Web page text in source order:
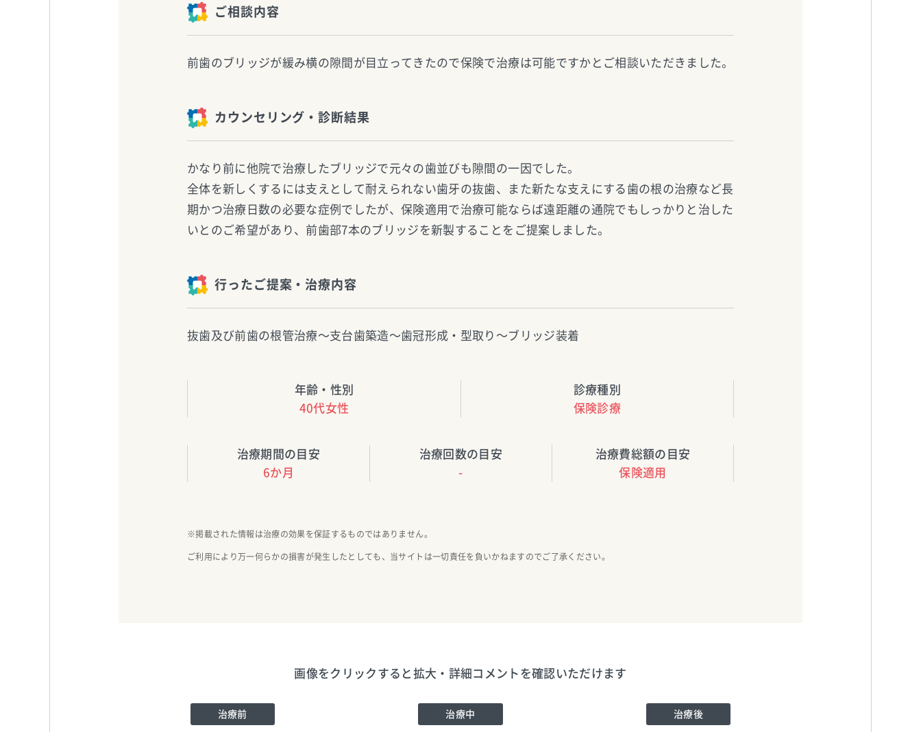
ご相談内容
前歯のブリッジが緩み横の隙間が目立ってきたので保険で治療は可能ですかとご相談いただきました。
カウンセリング・診断結果
かなり前に他院で治療したブリッジで元々の歯並びも隙間の一因でした。
全体を新しくするには支えとして耐えられない歯牙の抜歯、また新たな支えにする歯の根の治療など長
期かつ治療日数の必要な症例でしたが、保険適用で治療可能ならば遠距離の通院でもしっかりと治した
いとのご希望があり、前歯部7本のブリッジを新製することをご提案しました。
行ったご提案・治療内容
抜歯及び前歯の根管治療〜支台歯築造〜歯冠形成・型取り〜ブリッジ装着
年齢・性別
40代女性
診療種別
保険診療
治療期間の目安
6か月
治療回数の目安
-
治療費総額の目安
保険適用
※掲載された情報は治療の効果を保証するものではありません。
ご利用により万一何らかの損害が発生したとしても、当サイトは一切責任を負いかねますのでご了承ください。
画像をクリックすると拡大・詳細コメントを確認いただけます
治療前 治療中 治療後